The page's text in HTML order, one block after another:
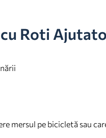
Roti
mersul pe bicicletă sau